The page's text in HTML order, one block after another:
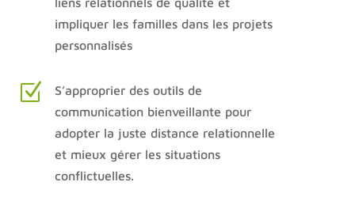
impliquer les familles dans les projets
personnalisés
Z
S’approprier des outils de
communication bienveillante pour
adopter la juste distance relationnelle
et mieux gérer les situations
conflictuelles.